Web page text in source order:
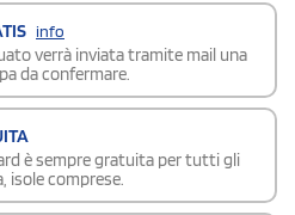
info
verrà inviata tramite mail una
da confermare.
è sempre gratuita per tutti gli
isole comprese.